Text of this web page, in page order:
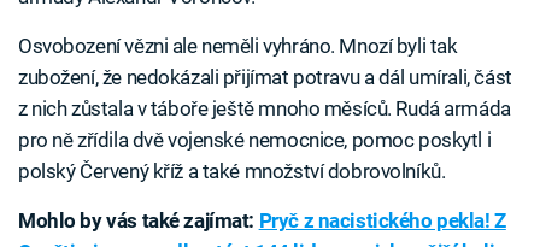
Osvobození vězni ale neměli vyhráno. Mnozí byli tak
zubožení, že nedokázali přijímat potravu a dál umírali, část
z nich zůstala v táboře ještě mnoho měsíců. Rudá armáda
pro ně zřídila dvě vojenské nemocnice, pomoc poskytl i
polský Červený kříž a také množství dobrovolníků.
Mohlo by vás také zajímat: Pryč z nacistického pekla! Z